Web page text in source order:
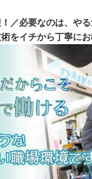
！／必要なのは、や
をイチから丁寧にお